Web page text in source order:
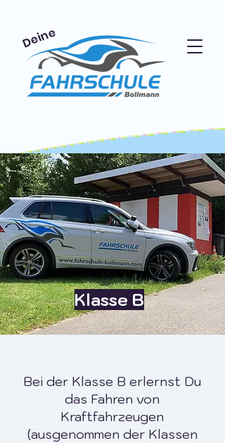
Deine
Klasse B
Bei der Klasse B erlernst Du
das Fahren von
Kraftfahrzeugen
(ausgenommen der Klassen